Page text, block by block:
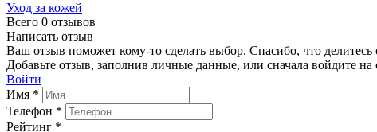
Уход за кожей
Всего 0 отзывов
Написать отзыв
Ваш отзыв поможет кому-то сделать выбор. Спасибо, что
Добавьте отзыв, заполнив личные данные, или сначала войдите
Войти
Имя *
Телефон *
Рейтинг *